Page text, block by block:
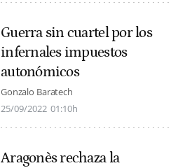
Guerra sin cuartel por los
infernales impuestos
autonómicos
Gonzalo Baratech
25/09/2022 01:10h
Aragonès rechaza la